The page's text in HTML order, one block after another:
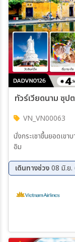
VN_VN00063
นั่งกระเชาขึ้นยอดเข
อิม
เดินทางช่วง08 มิ.ย.
11 ส.ค. 69 - 14 ส.ค.
25 ส.ค. 69 - 28 ส.ค.